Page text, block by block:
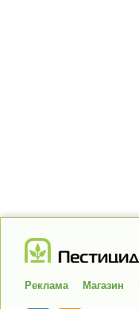
Реклама Магазин